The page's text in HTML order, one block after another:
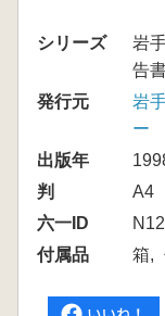
シリーズ
岩
告
発行元
岩
ー
出版年
判
A4
六一ID
付属品
箱